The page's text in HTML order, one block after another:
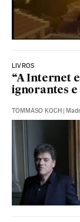
LIVROS
“A Internet
ignorantes e
TOMMASO KOCH